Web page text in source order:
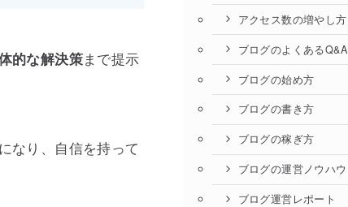
的な解決策まで提示
なり、自信を持って
アクセス数の増やし方
ブログのよくあるQ&A
ブログの始め方
ブログの書き方
ブログの稼ぎ方
ブログの運営ノウハウ
ブログ運営レポート